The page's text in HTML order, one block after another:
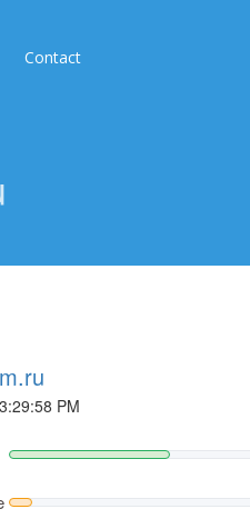
Contact
PM